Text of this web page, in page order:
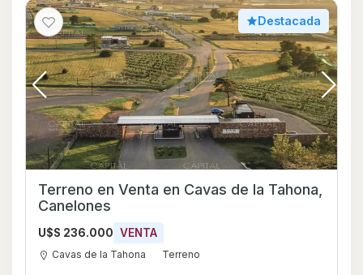
Destacada
Terreno en Venta en Cavas de la Tahona,
Canelones
U$S 236.000 VENTA
Cavas de la Tahona Terreno